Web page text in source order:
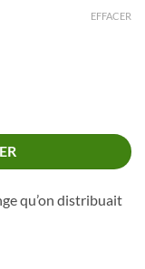
EFFACER
ML
qu’on distribuait